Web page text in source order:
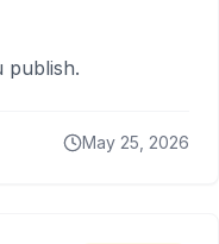
publish.
May 25, 2026